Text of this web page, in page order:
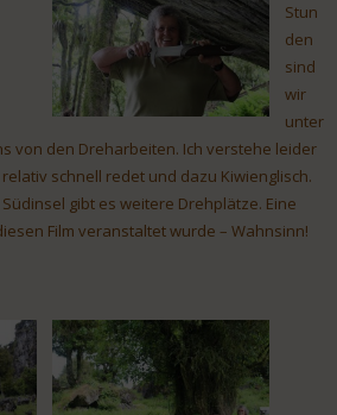
Stun
den
sind
wir
unter
von den Dreharbeiten. Ich verstehe leider
schnell redet und dazu Kiwienglisch.
gibt es weitere Drehplätze. Eine
Film veranstaltet wurde – Wahnsinn!